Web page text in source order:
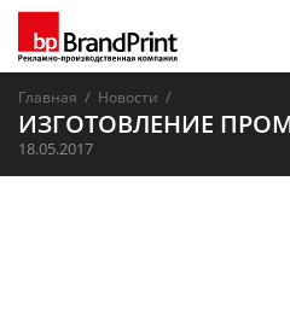
Главная / Новости /
ИЗГОТОВЛЕНИЕ
18.05.2017